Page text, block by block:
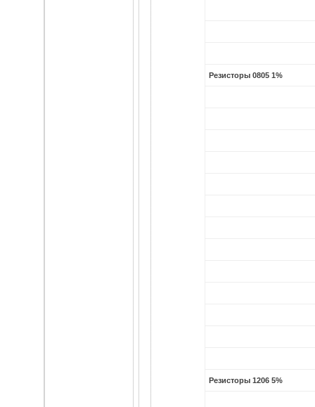
Резисторы 0805 1%
Резисторы 1206 5%